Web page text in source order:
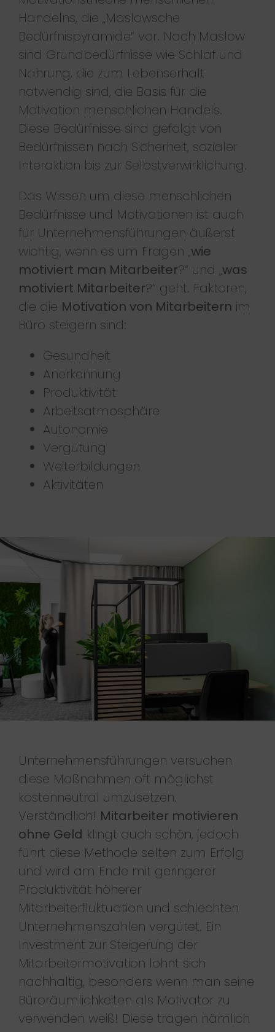
Handelns, die „Maslowsche
Bedürfnispyramide“ vor. Nach Maslow
sind Grundbedürfnisse wie Schlaf und
Nahrung, die zum Lebenserhalt
notwendig sind, die Basis für die
Motivation menschlichen Handels.
Diese Bedürfnisse sind gefolgt von
Bedürfnissen nach Sicherheit, sozialer
Interaktion bis zur Selbstverwirklichung.
Das Wissen um diese menschlichen
Bedürfnisse und Motivationen ist auch
für Unternehmensführungen äußerst
wichtig, wenn es um Fragen „wie
motiviert man Mitarbeiter?“ und „was
motiviert Mitarbeiter?“ geht. Faktoren,
die die Motivation von Mitarbeitern im
Büro steigern sind:
Gesundheit
Anerkennung
Produktivität
Arbeitsatmosphäre
Autonomie
Vergütung
Weiterbildungen
Aktivitäten
Unternehmensführungen versuchen
diese Maßnahmen oft möglichst
kostenneutral umzusetzen.
Verständlich! Mitarbeiter motivieren
ohne Geld klingt auch schön, jedoch
führt diese Methode selten zum Erfolg
und wird am Ende mit geringerer
Produktivität höherer
Mitarbeiterfluktuation und schlechten
Unternehmenszahlen vergütet. Ein
Investment zur Steigerung der
Mitarbeitermotivation lohnt sich
nachhaltig, besonders wenn man seine
Büroräumlichkeiten als Motivator zu
verwenden weiß! Diese tragen nämlich